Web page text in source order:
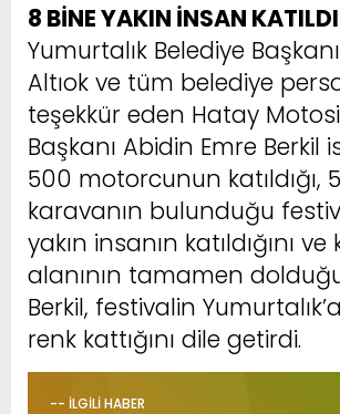
8 BİNE YAKIN İNSAN KATILDI
Yumurtalık Belediye
Altıok ve tüm belediye
teşekkür eden Hatay
Başkanı Abidin Emre Berkil
500 motorcunun katıldığı,
karavanın bulunduğu
yakın insanın katıldığını
alanının tamamen
Berkil, festivalin
renk kattığını dile getirdi.
-- İLGİLİ HABER